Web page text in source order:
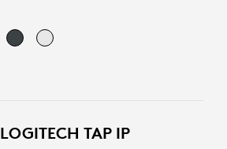
LOGITECH TAP IP